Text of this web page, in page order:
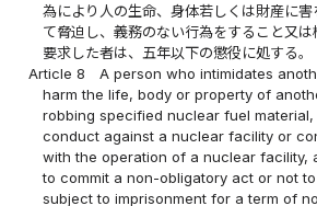
為により人の生命、身体若しくは財産に
て脅迫し、義務のない行為をすること又
要求した者は、五年以下の懲役に処する。
Article 8
A person who intimidates
harm the life, body or property of
robbing specified nuclear fuel material,
conduct against a nuclear facility or
with the operation of a nuclear facility,
to commit a non-obligatory act or not
subject to imprisonment for a term of